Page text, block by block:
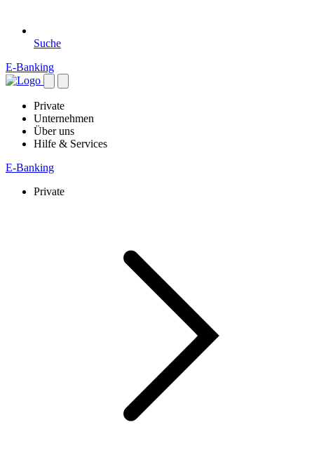
Suche
E-Banking
Private
Unternehmen
Über uns
Hilfe & Services
E-Banking
Private